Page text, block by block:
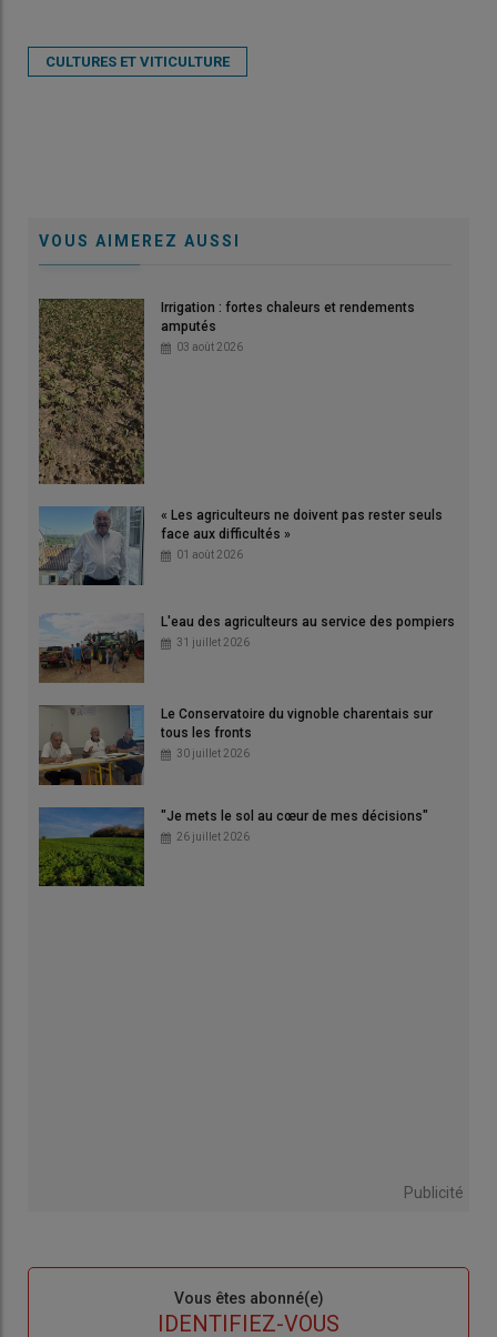
CULTURES ET VITICULTURE
VOUS AIMEREZ AUSSI
Irrigation : fortes chaleurs et rendements
amputés
03 août 2026
« Les agriculteurs ne doivent pas rester seuls
face aux difficultés »
01 août 2026
L'eau des agriculteurs au service des pompiers
31 juillet 2026
Le Conservatoire du vignoble charentais sur
tous les fronts
30 juillet 2026
"Je mets le sol au cœur de mes décisions"
26 juillet 2026
Publicité
Vous êtes abonné(e)
IDENTIFIEZ-VOUS